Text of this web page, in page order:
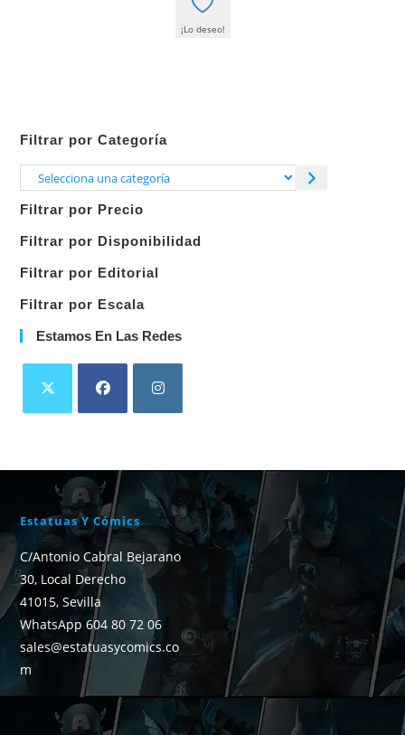
¡Lo deseo!
Filtrar por Categoría
Selecciona
categoría
Filtrar por Precio
Filtrar por Disponibilidad
Filtrar por Editorial
Filtrar por Escala
Estamos En Las Redes
Estatuas Y Cómics
C/Antonio Cabral Bejarano
30, Local Derecho
41015, Sevilla
WhatsApp 604 80 72 06
sales@estatuasycomics.co
m